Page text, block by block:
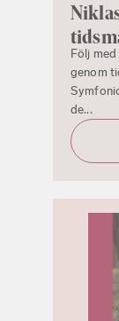
Följ
genom
de...